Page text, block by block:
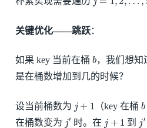
关键优化——跳跃：
如果 key 当前在桶 b，我们想知
是在桶数增加到几的时候？
设当前桶数为 + （key 在桶b
在桶数变为 ′ 时。在 j+ 到 j′−